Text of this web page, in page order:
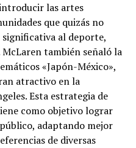
las artes
que quizás no
al deporte,
también señaló la
«Japón-México»,
atractivo en la
Esta estrategia de
como objetivo lograr
adaptando mejor
de diversas